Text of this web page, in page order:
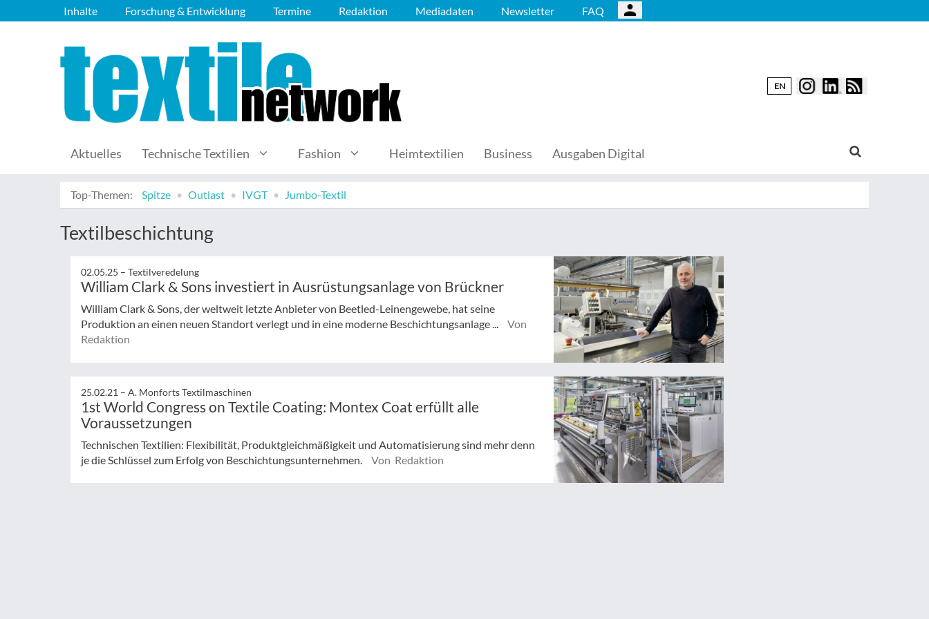
Inhalte Forschung & Entwicklung Termine Redaktion Mediadaten Newsletter FAQ
EN
Aktuelles Technische Textilien Fashion Heimtextilien Business Ausgaben Digital
Top-Themen: Spitze Outlast IVGT Jumbo-Textil
Textilbeschichtung
02.05.25 – Textilveredelung
William Clark & Sons investiert in Ausrüstungsanlage von Brückner
William Clark & Sons, der weltweit letzte Anbieter von Beetled-Leinengewebe, hat seine
Produktion an einen neuen Standort verlegt und in eine moderne Beschichtungsanlage ...
Von
Redaktion
25.02.21 – A. Monforts Textilmaschinen
1st World Congress on Textile Coating: Montex Coat erfüllt alle
Voraussetzungen
Technischen Textilien: Flexibilität, Produktgleichmäßigkeit und Automatisierung sind mehr denn
je die Schlüssel zum Erfolg von Beschichtungsunternehmen.
Von Redaktion